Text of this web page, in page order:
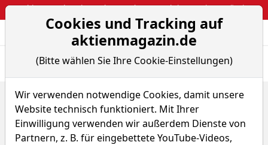
Webinar: So kassierst du trotzdem attraktive Optionsprämien
Aktien- und
Home Aktien Sievi Capital Oyj
Sievi Capital Aktie
Cookies und Tracking auf
aktienmagazin.de
(Bitte wählen Sie Ihre Cookie-Einstellungen)
Wir verwenden notwendige Cookies, damit unsere
Website technisch funktioniert. Mit Ihrer
Einwilligung verwenden wir außerdem Dienste von
Partnern, z. B. für eingebettete YouTube-Videos,